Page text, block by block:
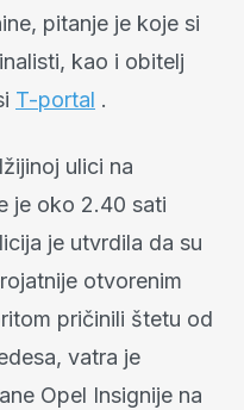
pitanje je koje si
kao i obitelj
T-portal .
ulici na
je oko 2.40 sati
je utvrdila da su
otvorenim
pričinili štetu od
vatra je
Opel Insignije na